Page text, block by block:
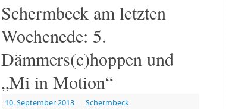
Schermbeck am letzten
Wochenede: 5.
Dämmers(c)hoppen und
„Mi in Motion“
10. September 2013 | Schermbeck